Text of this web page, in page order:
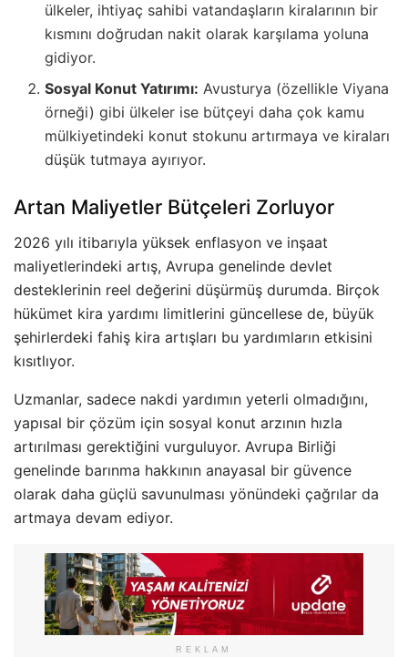
ülkeler, ihtiyaç sahibi vatandaşların kiralarının bir
kısmını doğrudan nakit olarak karşılama yoluna
gidiyor.
Sosyal Konut Yatırımı: Avusturya (özellikle Viyana
örneği) gibi ülkeler ise bütçeyi daha çok kamu
mülkiyetindeki konut stokunu artırmaya ve kiraları
düşük tutmaya ayırıyor.
Artan Maliyetler Bütçeleri Zorluyor
2026 yılı itibarıyla yüksek enflasyon ve inşaat
maliyetlerindeki artış, Avrupa genelinde devlet
desteklerinin reel değerini düşürmüş durumda. Birçok
hükümet kira yardımı limitlerini güncellese de, büyük
şehirlerdeki fahiş kira artışları bu yardımların etkisini
kısıtlıyor.
Uzmanlar, sadece nakdi yardımın yeterli olmadığını,
yapısal bir çözüm için sosyal konut arzının hızla
artırılması gerektiğini vurguluyor. Avrupa Birliği
genelinde barınma hakkının anayasal bir güvence
olarak daha güçlü savunulması yönündeki çağrılar da
artmaya devam ediyor.
REKLAM